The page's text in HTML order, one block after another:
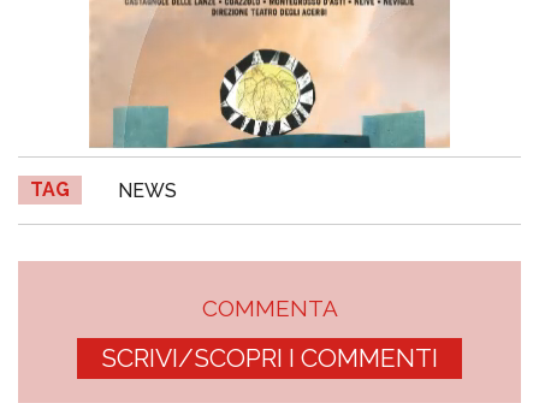
TAG NEWS
COMMENTA
SCRIVI/SCOPRI I COMMENTI